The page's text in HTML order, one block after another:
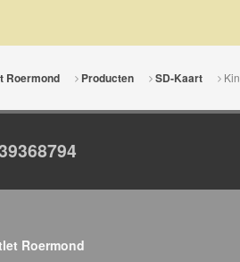
Roermond Producten SD-Kaart
Roermond